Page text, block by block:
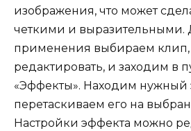
изображения, что может
четкими и выразительными.
применения выбираем клип,
редактировать, и заходим в
«Эффекты». Находим нужный
перетаскиваем его на
Настройки эффекта можно